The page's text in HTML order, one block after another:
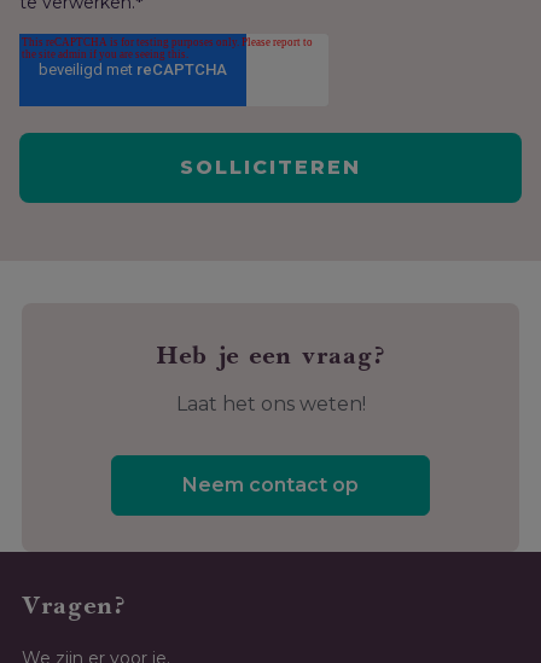
Heb je een vraag?
Laat het ons weten!
Neem contact op
Vragen?
We zijn er voor je.